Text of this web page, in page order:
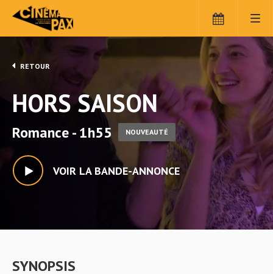
RETOUR
HORS SAISON
Romance - 1h55 NOUVEAUTÉ
VOIR LA BANDE-ANNONCE
SYNOPSIS